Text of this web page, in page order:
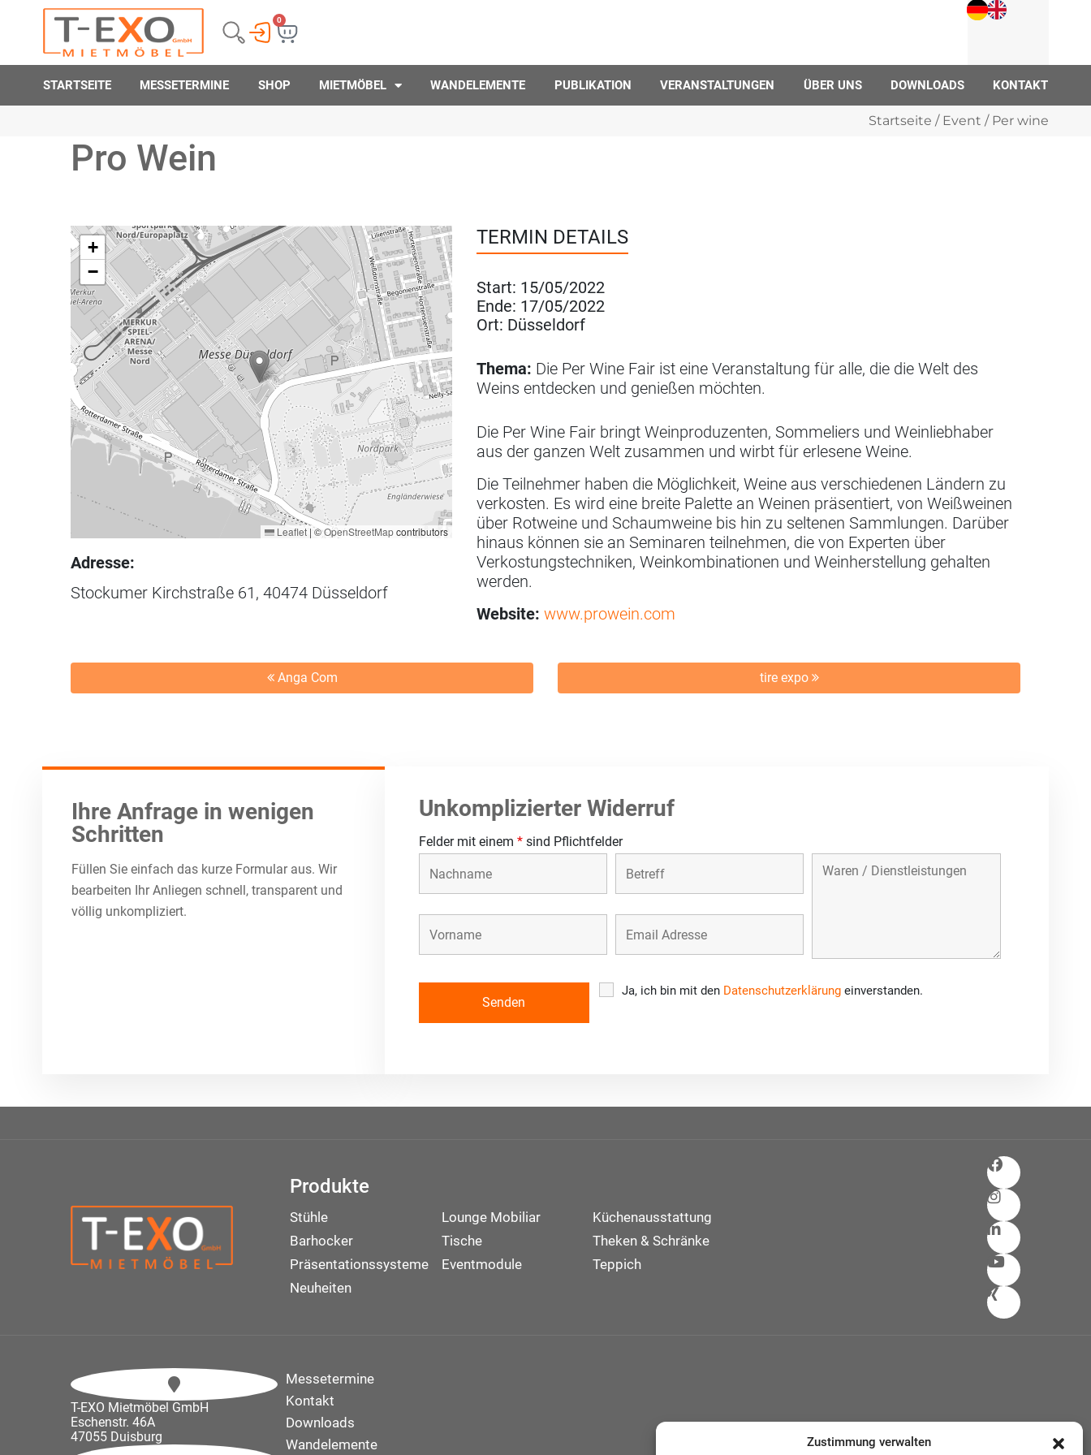
Zustimmung verwalten
0
STARTSEITE MESSETERMINE SHOP MIETMÖBEL WANDELEMENTE PUBLIKATION VERANSTALTUNGEN ÜBER UNS DOWNLOADS KONTAKT
Startseite / Event / Per wine
Pro Wein
+
−
Leaflet |©OpenStreetMapcontributors
Adresse:
Stockumer Kirchstraße 61, 40474 Düsseldorf
TERMIN DETAILS
Start: 15/05/2022
Ende: 17/05/2022
Ort: Düsseldorf
Thema: Die Per Wine Fair ist eine Veranstaltung für alle, die die Welt des
Weins entdecken und genießen möchten.
Die Per Wine Fair bringt Weinproduzenten, Sommeliers und Weinliebhaber
aus der ganzen Welt zusammen und wirbt für erlesene Weine.
Die Teilnehmer haben die Möglichkeit, Weine aus verschiedenen Ländern zu
verkosten. Es wird eine breite Palette an Weinen präsentiert, von Weißweinen
über Rotweine und Schaumweine bis hin zu seltenen Sammlungen. Darüber
hinaus können sie an Seminaren teilnehmen, die von Experten über
Verkostungstechniken, Weinkombinationen und Weinherstellung gehalten
werden.
Website: www.prowein.com
Anga Com tire expo
Ihre Anfrage in wenigen
Schritten
Füllen Sie einfach das kurze Formular aus. Wir
bearbeiten Ihr Anliegen schnell, transparent und
völlig unkompliziert.
Unkomplizierter Widerruf
Felder mit einem *sind Pflichtfelder
Ja, ich bin mit den Datenschutzerklärungeinverstanden.
Produkte
Stühle Lounge Mobiliar
Küchenausstattung
Barhocker
Tische
Theken & Schränke
Präsentationssysteme
Eventmodule
Teppich
Neuheiten
T-EXO Mietmöbel GmbH
Eschenstr. 46A
47055 Duisburg
Messetermine
Kontakt
Downloads
Wandelemente